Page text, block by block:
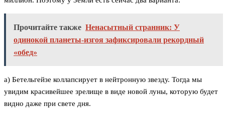
Прочитайте также Ненасытный странник: У
одинокой планеты-изгоя зафиксировали рекордный
«обед»
а) Бетельгейзе коллапсирует в нейтронную звезду. Тогда мы
увидим красивейшее зрелище в виде новой луны, которую будет
видно даже при свете дня.